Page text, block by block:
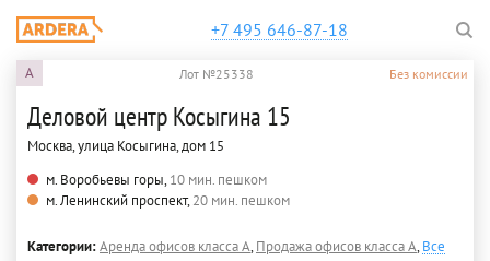
+7 495 646-87-18
A Лот №25338 Без комиссии
Деловой центр Косыгина 15
Москва, улица Косыгина, дом 15
м. Воробьевы горы,10 мин. пешком
м. Ленинский проспект,20 мин. пешком
Категории:Аренда офисов класса A,Продажа офисов класса A,Все